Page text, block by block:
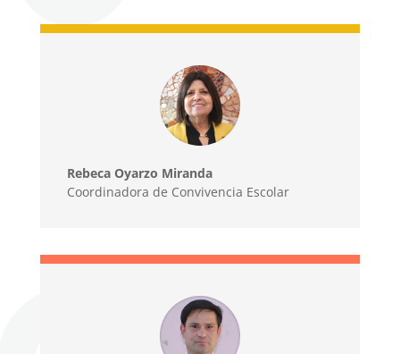
Rebeca Oyarzo Miranda
Coordinadora de Convivencia Escolar